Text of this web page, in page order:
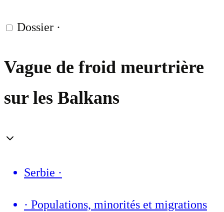
Dossier ·
Vague de froid meurtrière
sur les Balkans
Serbie ·
· Populations, minorités et migrations